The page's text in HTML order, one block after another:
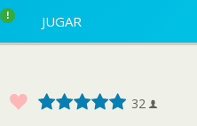
! JUGAR
Favorito 5
4
3
2
1 32